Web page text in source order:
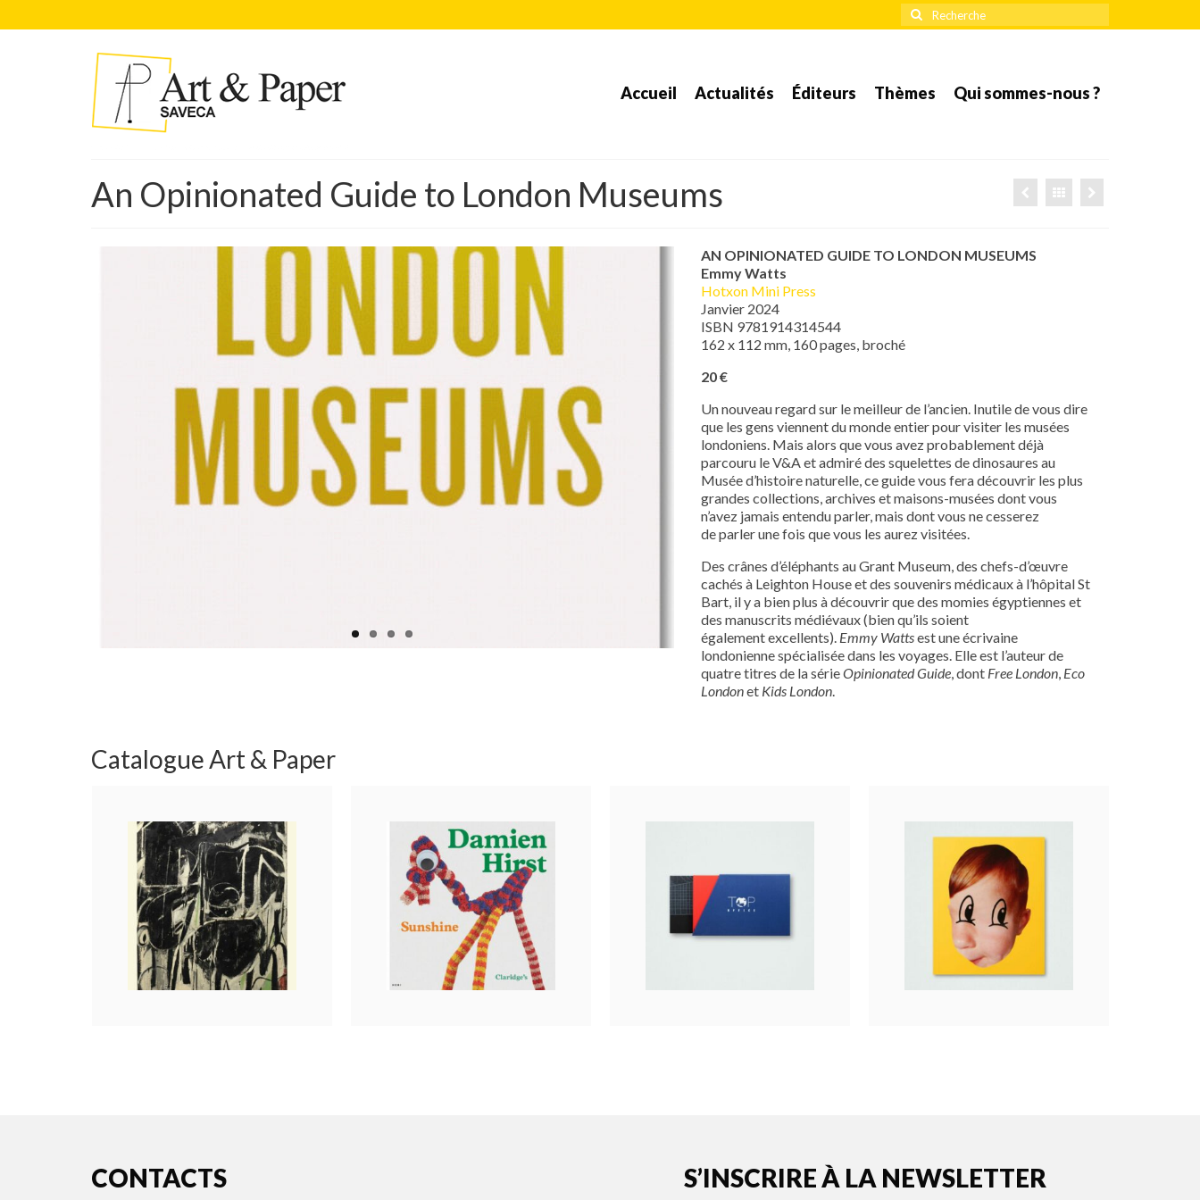
Rechercher
:
Accueil Actualités Éditeurs Thèmes Qui sommes-nous ?
An Opinionated Guide to London Museums
AN OPINIONATED GUIDE TO LONDON MUSEUMS
Emmy Watts
Hotxon Mini Press
Janvier 2024
ISBN 9781914314544
162 x 112 mm, 160 pages, broché
20 €
Un nouveau regard sur le meilleur de l’ancien. Inutile de vous dire
que les gens viennent du monde entier pour visiter les musées
londoniens. Mais alors que vous avez probablement déjà
parcouru le V&A et admiré des squelettes de dinosaures au
Musée d’histoire naturelle, ce guide vous fera découvrir les plus
grandes collections, archives et maisons-musées dont vous
n’avez jamais entendu parler, mais dont vous ne cesserez
de parler une fois que vous les aurez visitées.
Des crânes d’éléphants au Grant Museum, des chefs-d’œuvre
cachés à Leighton House et des souvenirs médicaux à l’hôpital St
Bart, il y a bien plus à découvrir que des momies égyptiennes et
des manuscrits médiévaux (bien qu’ils soient
également excellents). Emmy Wattsest une écrivaine
londonienne spécialisée dans les voyages. Elle est l’auteur de
quatre titres de la sérieOpinionated Guide, dont Free London, Eco
Londonet Kids London.
Catalogue Art & Paper
CONTACTS S’INSCRIRE À LA NEWSLETTER